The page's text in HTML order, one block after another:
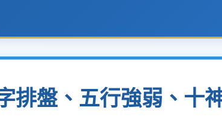
排盤、五行強弱、十